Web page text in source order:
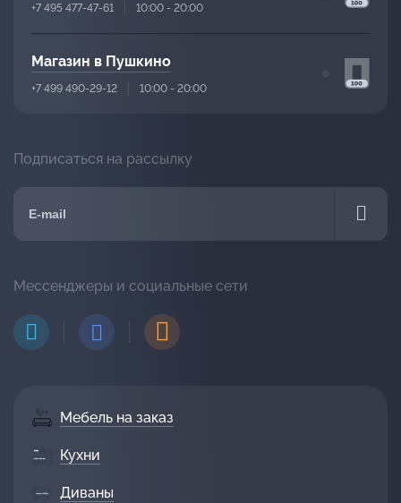
Мебель на заказ
Кухни
Диваны
+7 495 477-47-61 10:00 - 20:00
Магазин в Пушкино
+7 499 490-29-12 10:00 - 20:00
Подписаться на рассылку
Мессенджеры и социальные сети